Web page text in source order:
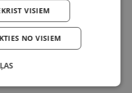
VISIEM
NO VISIEM